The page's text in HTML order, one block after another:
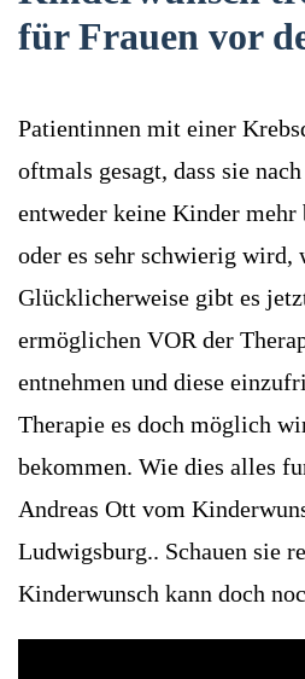
für Frauen vor
Patientinnen mit einer
oftmals gesagt, dass sie
entweder keine Kinder mehr
oder es sehr schwierig wird,
Glücklicherweise gibt es
ermöglichen VOR der
entnehmen und diese
Therapie es doch möglich
bekommen. Wie dies alles
Andreas Ott vom
Ludwigsburg.. Schauen sie
Kinderwunsch kann doch